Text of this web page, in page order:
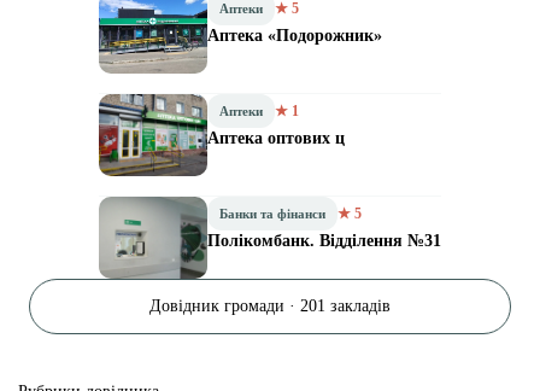
Аптеки ★ 5
Аптека «Подорожник»
Аптеки ★ 1
Аптека оптових ц
Банки та фінанси ★ 5
Полікомбанк. Відділення №31
Довідник громади · 201 закладів